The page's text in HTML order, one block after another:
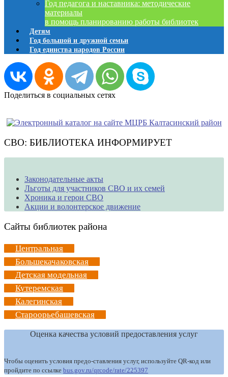
Год педагога и наставника: методические
материалы
в помощь планированию работы библиотек
Детям
Год большой и дружной семьи
Год единства народов России
Поделиться в социальных сетях
СВО: БИБЛИОТЕКА ИНФОРМИРУЕТ
Законодательные акты
Льготы для участников СВО и их семей
Хроника и герои СВО
Акции и волонтерское движение
Сайты библиотек района
Центральная
Большекачаковская
Детская модельная
Кутеремская
Калегинская
Староорьебашевская
Оценка качества условий предоставления услуг
Чтобы оценить условия предо-ставления услуг, используйте QR-код или
пройдите по ссылке bus.gov.ru/qrcode/rate/225397